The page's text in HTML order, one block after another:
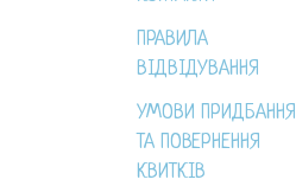
ПРАВИЛА
ВІДВІДУВАННЯ
УМОВИ ПРИДБАННЯ
ТА ПОВЕРНЕННЯ
КВИТКІВ